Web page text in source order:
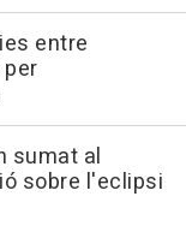
entre
sumat al
sobre l'eclipsi